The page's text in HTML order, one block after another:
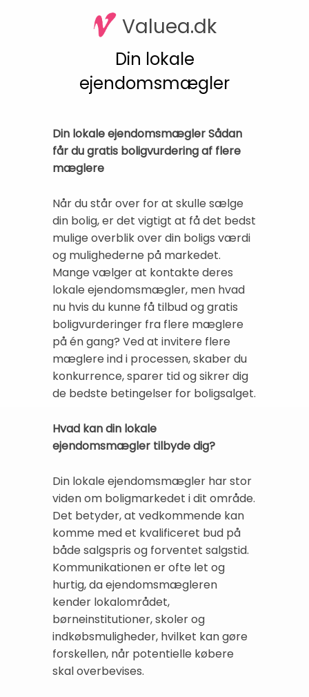
Valuea.dk
Din lokale
ejendomsmægler
Din lokale ejendomsmægler Sådan
får du gratis boligvurdering af flere
mæglere
Når du står over for at skulle sælge
din bolig, er det vigtigt at få det bedst
mulige overblik over din boligs værdi
og mulighederne på markedet.
Mange vælger at kontakte deres
lokale ejendomsmægler, men hvad
nu hvis du kunne få tilbud og gratis
boligvurderinger fra flere mæglere
på én gang? Ved at invitere flere
mæglere ind i processen, skaber du
konkurrence, sparer tid og sikrer dig
de bedste betingelser for boligsalget.
Hvad kan din lokale
ejendomsmægler tilbyde dig?
Din lokale ejendomsmægler har stor
viden om boligmarkedet i dit område.
Det betyder, at vedkommende kan
komme med et kvalificeret bud på
både salgspris og forventet salgstid.
Kommunikationen er ofte let og
hurtig, da ejendomsmægleren
kender lokalområdet,
børneinstitutioner, skoler og
indkøbsmuligheder, hvilket kan gøre
forskellen, når potentielle købere
skal overbevises.